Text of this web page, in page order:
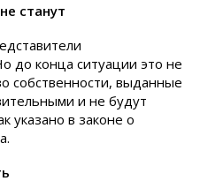
станут
до конца ситуации это не
собственности, выданные
и не будут
указано в законе о